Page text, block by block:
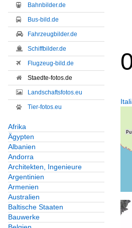
Bahnbilder.de
Bus-bild.de
Fahrzeugbilder.de
Schiffbilder.de
Flugzeug-bild.de
Staedte-fotos.de
Landschaftsfotos.eu
Tier-fotos.eu
Afrika
Ägypten
Albanien
Andorra
Architekten, Ingenieure
Argentinien
Armenien
Australien
Baltische Staaten
Bauwerke